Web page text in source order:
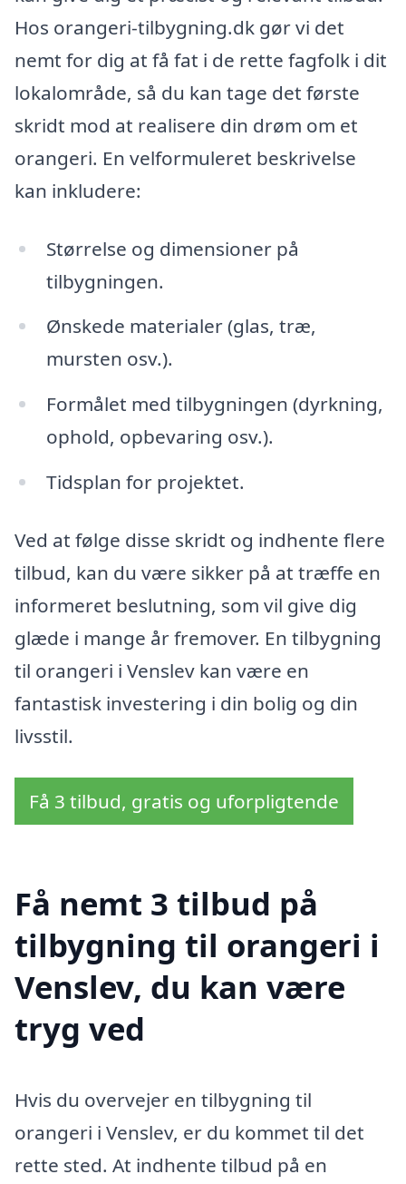
Hos orangeri-tilbygning.dk gør vi det
nemt for dig at få fat i de rette fagfolk i dit
lokalområde, så du kan tage det første
skridt mod at realisere din drøm om et
orangeri. En velformuleret beskrivelse
kan inkludere:
Størrelse og dimensioner på
tilbygningen.
Ønskede materialer (glas, træ,
mursten osv.).
Formålet med tilbygningen (dyrkning,
ophold, opbevaring osv.).
Tidsplan for projektet.
Ved at følge disse skridt og indhente flere
tilbud, kan du være sikker på at træffe en
informeret beslutning, som vil give dig
glæde i mange år fremover. En tilbygning
til orangeri i Venslev kan være en
fantastisk investering i din bolig og din
livsstil.
Få 3 tilbud, gratis og uforpligtende
Få nemt 3 tilbud på
tilbygning til orangeri i
Venslev, du kan være
tryg ved
Hvis du overvejer en tilbygning til
orangeri i Venslev, er du kommet til det
rette sted. At indhente tilbud på en